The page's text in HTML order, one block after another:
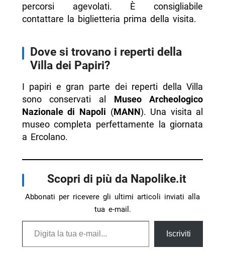
percorsi agevolati. È consigliabile
contattare la biglietteria prima della visita.
Dove si trovano i reperti della
Villa dei Papiri?
I papiri e gran parte dei reperti della Villa
sono conservati al Museo Archeologico
Nazionale di Napoli (MANN). Una visita al
museo completa perfettamente la giornata
a Ercolano.
Scopri di più da Napolike.it
Abbonati per ricevere gli ultimi articoli inviati alla
tua e-mail.
Digita la tua e-mail...
Iscriviti